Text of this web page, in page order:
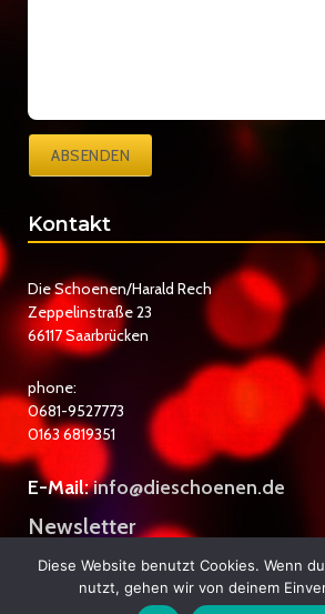
ABSENDEN
Kontakt
Die Schoenen/Harald Rech
Zeppelinstraße 23
66117 Saarbrücken
phone:
0681-9527773
0163 6819351
E-Mail:info@dieschoenen.de
Newsletter
Datenschutzerklärung
Diese Website benutzt Cookies. Wenn
nutzt, gehen wir von deinem